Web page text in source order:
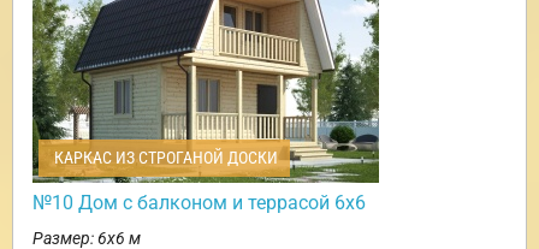
КАРКАС ИЗ СТРОГАНОЙ ДОСКИ
№10 Дом с балконом и террасой 6х6
Размер: 6х6 м